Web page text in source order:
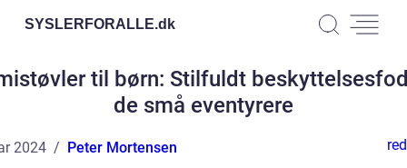
SYSLERFORALLE.dk
til børn: Stilfuldt
de små eventyrere
2024 Peter Mortensen